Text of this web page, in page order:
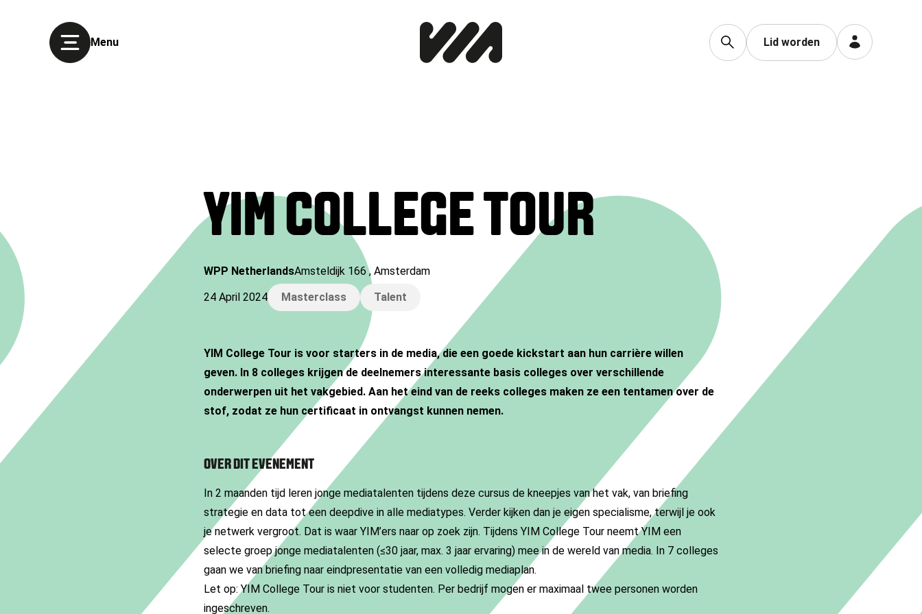
Menu Lid worden
YIM COLLEGE TOUR
WPP NetherlandsAmsteldijk 166, Amsterdam
24 April 2024
Masterclass Talent
YIM College Tour is voor starters in de media, die een goede kickstart aan hun carrière willen
geven. In 8 colleges krijgen de deelnemers interessante basis colleges over verschillende
onderwerpen uit het vakgebied. Aan het eind van de reeks colleges maken ze een tentamen over de
stof, zodat ze hun certificaat in ontvangst kunnen nemen.
OVER DIT EVENEMENT
In 2 maanden tijd leren jonge mediatalenten tijdens deze cursus de kneepjes van het vak, van briefing
strategie en data tot een deepdive in alle mediatypes. Verder kijken dan je eigen specialisme, terwijl je ook
je netwerk vergroot. Dat is waar YIM’ers naar op zoek zijn. Tijdens YIM College Tour neemt YIM een
selecte groep jonge mediatalenten (≤30 jaar, max. 3 jaar ervaring) mee in de wereld van media. In 7 colleges
gaan we van briefing naar eindpresentatie van een volledig mediaplan.
Let op: YIM College Tour is niet voor studenten. Per bedrijf mogen er maximaal twee personen worden
ingeschreven.